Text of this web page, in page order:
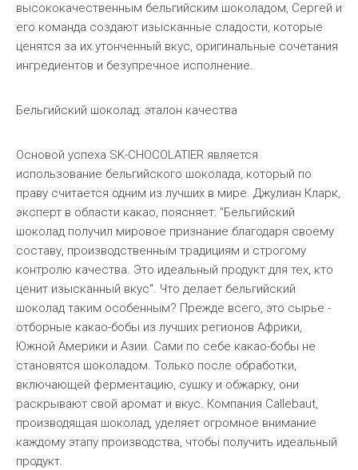
высококачественным бельгийским шоколадом, Сергей и
его команда создают изысканные сладости, которые
ценятся за их утонченный вкус, оригинальные сочетания
ингредиентов и безупречное исполнение.
Бельгийский шоколад: эталон качества
Основой успеха SK-CHOCOLATIER является
использование бельгийского шоколада, который по
праву считается одним из лучших в мире. Джулиан Кларк,
эксперт в области какао, поясняет: "Бельгийский
шоколад получил мировое признание благодаря своему
составу, производственным традициям и строгому
контролю качества. Это идеальный продукт для тех, кто
ценит изысканный вкус". Что делает бельгийский
шоколад таким особенным? Прежде всего, это сырье -
отборные какао-бобы из лучших регионов Африки,
Южной Америки и Азии. Сами по себе какао-бобы не
становятся шоколадом. Только после обработки,
включающей ферментацию, сушку и обжарку, они
раскрывают свой аромат и вкус. Компания Callebaut,
производящая шоколад, уделяет огромное внимание
каждому этапу производства, чтобы получить идеальный
продукт.